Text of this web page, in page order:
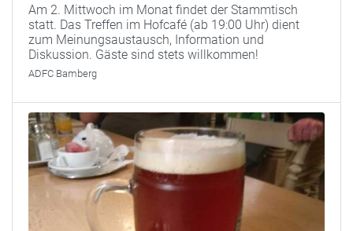
Am 2. Mittwoch im Monat findet der Stammtisch
statt. Das Treffen im Hofcafé (ab 19:00 Uhr) dient
zum Meinungsaustausch, Information und
Diskussion. Gäste sind stets willkommen!
ADFC Bamberg